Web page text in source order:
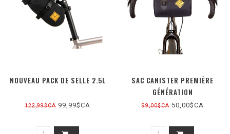
NOUVEAU PACK DE SELLE 2.5L
122,99$CA 99,99$CA
SAC CANISTER PREMIÈRE
GÉNÉRATION
99,00$CA50,00$CA